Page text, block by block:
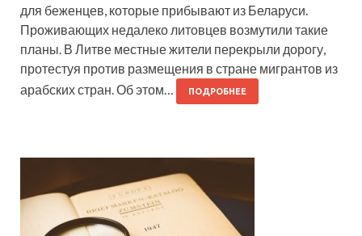
для беженцев, которые прибывают из Беларуси.
Проживающих недалеко литовцев возмутили такие
планы. В Литве местные жители перекрыли дорогу,
протестуя против размещения в стране мигрантов из
арабских стран. Об этом…
ПОДРОБНЕЕ